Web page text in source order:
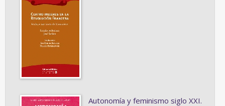
Autonomía y feminismo siglo XXI.